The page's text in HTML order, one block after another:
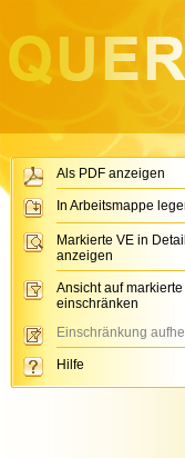
Als PDF anzeigen
In Arbeitsmappe
Markierte VE in
anzeigen
Ansicht auf markierte
einschränken
Einschränkung
Hilfe